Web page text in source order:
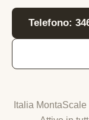
Telefono:
Italia